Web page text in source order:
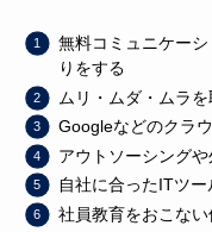
無料コミュニケー
りをする
ムリ・ムダ・ムラ
Googleなどのクラ
アウトソーシング
自社に合ったITツー
社員教育をおこな